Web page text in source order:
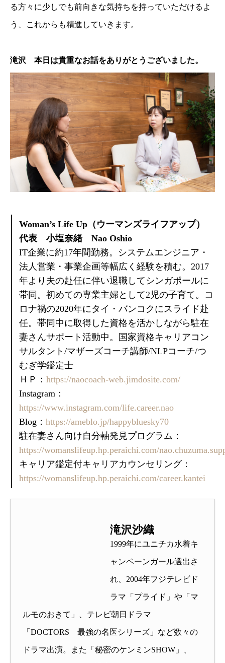
る方々に少しでも前向きな気持ちを持っていただけるよ
う、これからも精進していきます。
滝沢 本日は貴重なお話をありがとうございました。
Woman’s Life Up（ウーマンズライフアップ）
代表 小塩奈緒 Nao Oshio
IT企業に約17年間勤務。システムエンジニア・
法人営業・事業企画等幅広く経験を積む。2017
年より夫の赴任に伴い退職してシンガポールに
帯同。初めての専業主婦として2児の子育て。コ
ロナ禍の2020年にタイ・バンコクにスライド赴
任。帯同中に取得した資格を活かしながら駐在
妻さんサポート活動中。国家資格キャリアコン
サルタント/マザーズコーチ講師/NLPコーチ/つ
むぎ学鑑定士
ＨＰ：https://naocoach-web.jimdosite.com/
Instagram：
https://www.instagram.com/life.career.nao
Blog：https://ameblo.jp/happybluesky70
駐在妻さん向け自分軸発見プログラム：
https://womanslifeup.hp.peraichi.com/
キャリア鑑定付キャリアカウンセリング：
https://womanslifeup.hp.peraichi.com/career.kantei
滝沢沙織
1999年にユニチカ水着キ
ャンペーンガール選出さ
れ、2004年フジテレビド
ラマ「プライド」や「マ
ルモのおきて」、テレビ朝日ドラマ
「DOCTORS 最強の名医シリーズ」など数々の
ドラマ出演。また「秘密のケンミンSHOW」、